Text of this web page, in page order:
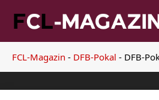
FCL-Magazin - DFB-Pokal - DFB-Pokal das